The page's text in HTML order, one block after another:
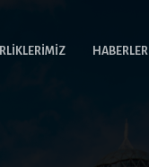
HABERLER